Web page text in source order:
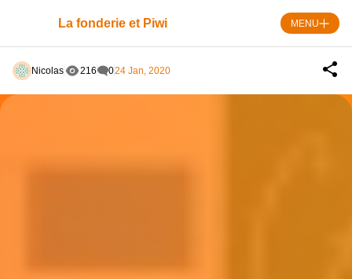
La fonderie et Piwi MENU
Nicolas 216 024 Jan, 2020